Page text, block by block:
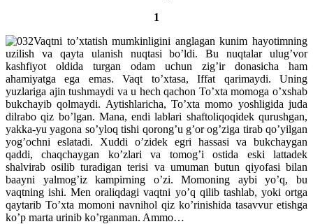
1
Vaqtni to’xtatish mumkinligini anglagan kunim hayotimning
uzilish va qayta ulanish nuqtasi bo’ldi. Bu nuqtalar ulug’vor
kashfiyot oldida turgan odam uchun zig’ir donasicha ham
ahamiyatga ega emas. Vaqt to’xtasa, Iffat qarimaydi. Uning
yuzlariga ajin tushmaydi va u hech qachon To’xta momoga o’xshab
bukchayib qolmaydi. Aytishlaricha, To’xta momo yoshligida juda
dilrabo qiz bo’lgan. Mana, endi lablari shaftoliqoqidek qurushgan,
yakka-yu yagona so’yloq tishi qorong’u g’or og’ziga tirab qo’yilgan
yog’ochni eslatadi. Xuddi o’zidek egri hassasi va bukchaygan
qaddi, chaqchaygan ko’zlari va tomog’i ostida eski lattadek
shalvirab osilib turadigan terisi va umuman butun qiyofasi bilan
baayni yalmog’iz kampirning o’zi. Momoning aybi yo’q, bu
vaqtning ishi. Men oraliqdagi vaqtni yo’q qilib tashlab, yoki ortga
qaytarib To’xta momoni navnihol qiz ko’rinishida tasavvur etishga
ko’p marta urinib ko’rganman. Ammo…